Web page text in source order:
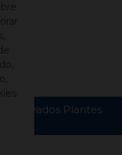
reservados Plantes